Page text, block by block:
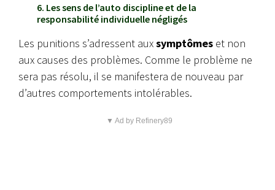
6. Les sens de l’auto discipline et de la
responsabilité individuelle négligés
Les punitions s’adressent auxsymptômes et non
aux causes des problèmes. Comme le problème ne
sera pas résolu, il se manifestera de nouveau par
d’autres comportements intolérables.
▼ Ad by Refinery89